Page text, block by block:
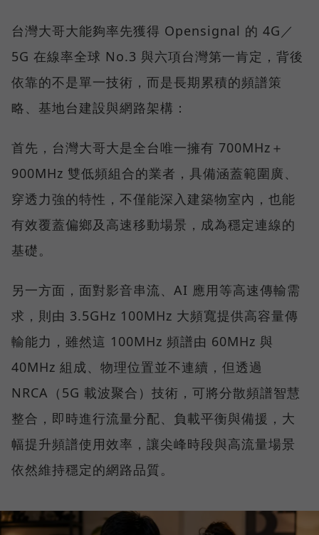
台灣大哥大能夠率先獲得 Opensignal 的 4G／
5G 在線率全球 No.3 與六項台灣第一肯定，背後
依靠的不是單一技術，而是長期累積的頻譜策
略、基地台建設與網路架構：
首先，台灣大哥大是全台唯一擁有 700MHz＋
900MHz 雙低頻組合的業者，具備涵蓋範圍廣、
穿透力強的特性，不僅能深入建築物室內，也能
有效覆蓋偏鄉及高速移動場景，成為穩定連線的
基礎。
另一方面，面對影音串流、AI 應用等高速傳輸需
求，則由 3.5GHz 100MHz 大頻寬提供高容量傳
輸能力，雖然這 100MHz 頻譜由 60MHz 與
40MHz 組成、物理位置並不連續，但透過
NRCA（5G 載波聚合）技術，可將分散頻譜智慧
整合，即時進行流量分配、負載平衡與備援，大
幅提升頻譜使用效率，讓尖峰時段與高流量場景
依然維持穩定的網路品質。